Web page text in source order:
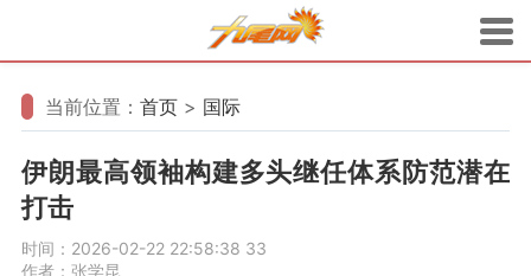
当前位置： 首页 > 国际
伊朗最高领袖构建多头继任体系防范潜在
打击
时间：2026-02-22 22:58:38 33
作者：张学昆